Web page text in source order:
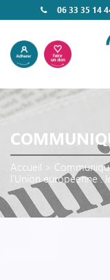
06 33 35 14
Accueil >
l’Union européenne :